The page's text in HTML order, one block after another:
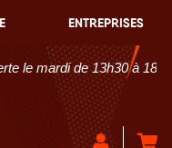
ENTREPRISES
mardi de 13h30 à 18h30